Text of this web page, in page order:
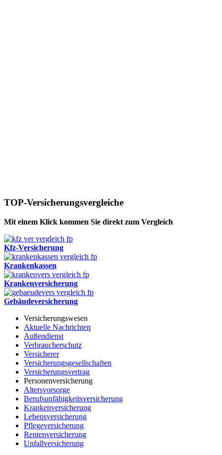
TOP-Versicherungsvergleiche
Mit einem Klick kommen Sie direkt zum Vergleich
Kfz-Versicherung
Krankenkassen
Krankenversicherung
Gebäudeversicherung
Versicherungswesen
Aktuelle Nachrichten
Außendienst
Verbraucherschutz
Versicherer
Versicherungsgesellschaften
Versicherungsvertrag
Personenversicherung
Altersvorsorge
Berufsunfähigkeitsversicherung
Krankenversicherung
Lebensversicherung
Pflegeversicherung
Rentenversicherung
Unfallversicherung